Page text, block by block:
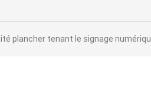
plancher tenant le signage